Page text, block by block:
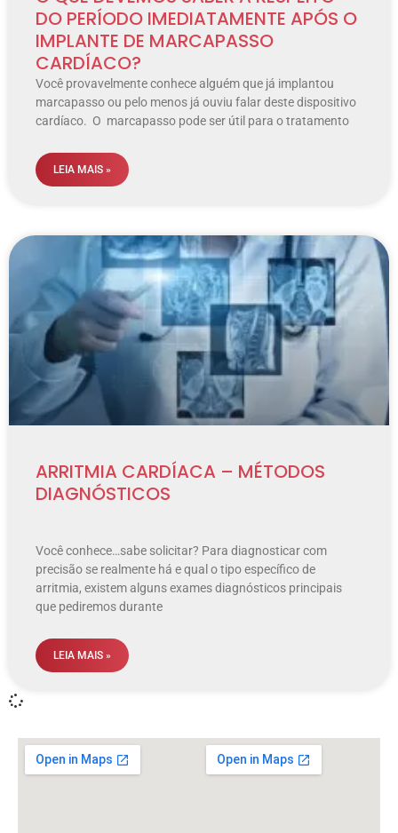
DO PERÍODO IMEDIATAMENTE APÓS O
IMPLANTE DE MARCAPASSO
CARDÍACO?
Você provavelmente conhece alguém que já implantou
marcapasso ou pelo menos já ouviu falar deste dispositivo
cardíaco. O marcapasso pode ser útil para o tratamento
LEIA MAIS »
ARRITMIA CARDÍACA – MÉTODOS
DIAGNÓSTICOS
Você conhece…sabe solicitar? Para diagnosticar com
precisão se realmente há e qual o tipo específico de
arritmia, existem alguns exames diagnósticos principais
que pediremos durante
LEIA MAIS »